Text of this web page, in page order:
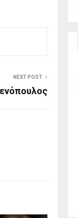
NEXT POST